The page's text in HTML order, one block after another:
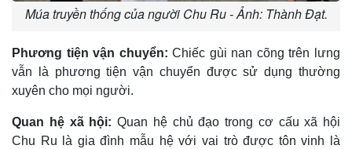
Múa truyền thống của người Chu Ru - Ảnh: Thành Đạt.
Phương tiện vận chuyển:Chiếc gùi nan cõng trên lưng
vẫn là phương tiện vận chuyển được sử dụng thường
xuyên cho mọi người.
Quan hệ xã hội: Quan hệ chủ đạo trong cơ cấu xã hội
Chu Ru là gia đình mẫu hệ với vai trò được tôn vinh là